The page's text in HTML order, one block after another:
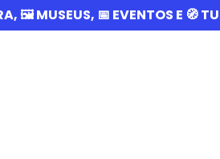
🖼️ MUSEUS, 📅 EVENTOS E 🧭